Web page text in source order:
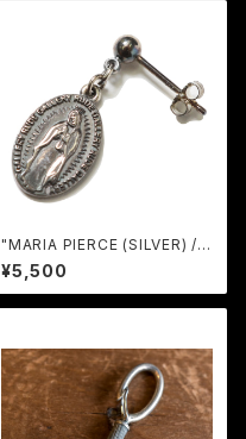
"MARIA PIERCE (SILVER) / R
UDE GALLERY
¥5,500